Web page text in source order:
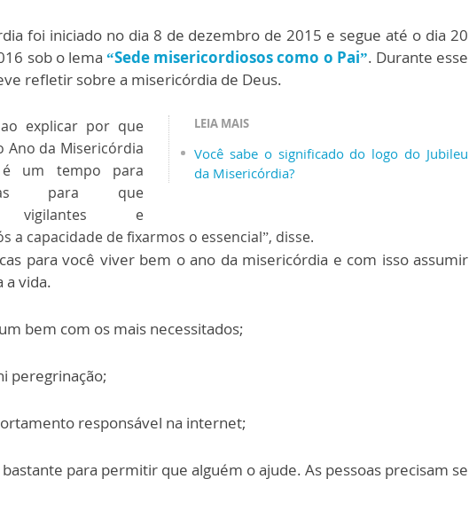
foi iniciado no dia 8 de dezembro de 2015 e segue até o dia 20
sob o lema“Sede misericordiosos como o Pai”. Durante esse
refletir sobre a misericórdia de Deus.
LEIA MAIS
Você sabe o significado do logo do Jubileu
da Misericórdia?
explicar por que
Ano da Misericórdia
é um tempo para
para que
vigilantes e
a capacidade de fixarmos o essencial”, disse.
para você viver bem o ano da misericórdia e com isso assumir
a vida.
bem com os mais necessitados;
peregrinação;
responsável na internet;
para permitir que alguém o ajude. As pessoas precisam se